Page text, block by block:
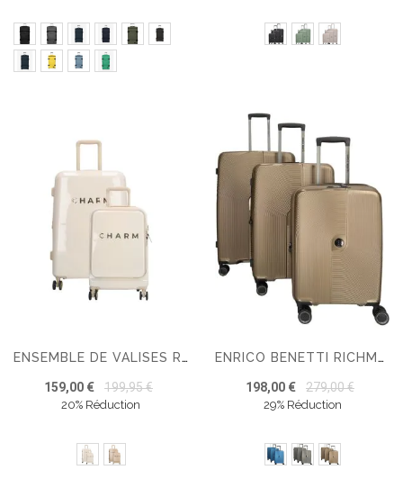
ENSEMBLE DE VALISES RIGIDES CHARM LONDON CAPETOWN – TAILLE MOYENNE – BAGAGE CABINE
159,00 € 199,95 €
20% Réduction
ENRICO BENETTI RICHMOND SET DE 3 VALISES
198,00 € 279,00 €
29% Réduction